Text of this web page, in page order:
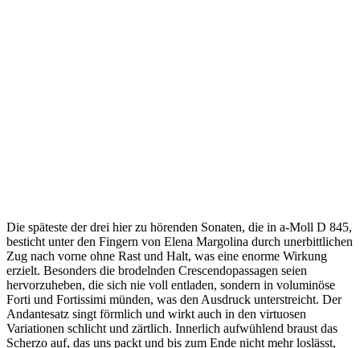
Die späteste der drei hier zu hörenden Sonaten, die in a-Moll D 845,
besticht unter den Fingern von Elena Margolina durch unerbittlichen
Zug nach vorne ohne Rast und Halt, was eine enorme Wirkung
erzielt. Besonders die brodelnden Crescendopassagen seien
hervorzuheben, die sich nie voll entladen, sondern in voluminöse
Forti und Fortissimi münden, was den Ausdruck unterstreicht. Der
Andantesatz singt förmlich und wirkt auch in den virtuosen
Variationen schlicht und zärtlich. Innerlich aufwühlend braust das
Scherzo auf, das uns packt und bis zum Ende nicht mehr loslässt,